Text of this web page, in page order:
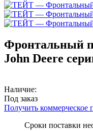
Фронтальный
John Deere
Наличие:
Под заказ
Получить коммерческое
Сроки поставки